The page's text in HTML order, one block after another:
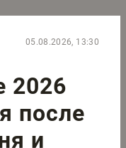
05.08.2026, 13:30
2026
после
и